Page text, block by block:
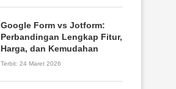
Google Form vs Jotform:
Perbandingan Lengkap Fitur,
Harga, dan Kemudahan
Terbit: 24 Maret 2026